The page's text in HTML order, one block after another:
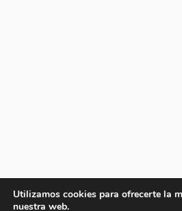
Utilizamos cookies para ofrecerte la
nuestra web.